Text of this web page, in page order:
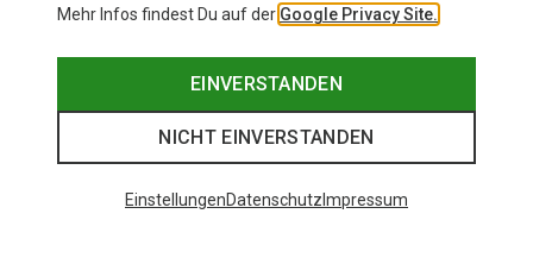
Mehr Infos findest Du auf der Google Privacy Site.
EINVERSTANDEN
NICHT EINVERSTANDEN
EinstellungenDatenschutz Impressum